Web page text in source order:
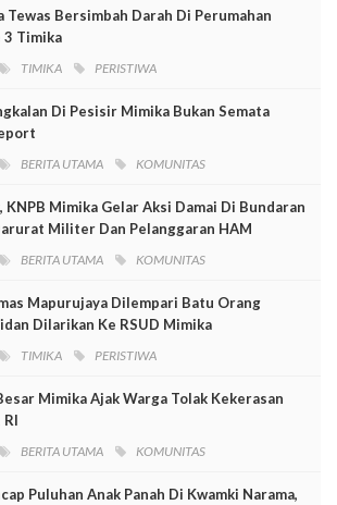
Tewas Bersimbah Darah Di Perumahan
3 Timika
TIMIKA PERISTIWA
Di Pesisir Mimika Bukan Semata
BERITA UTAMA KOMUNITAS
Mimika Gelar Aksi Damai Di Bundaran
Militer Dan Pelanggaran HAM
BERITA UTAMA KOMUNITAS
Mapurujaya Dilempari Batu Orang
Dilarikan Ke RSUD Mimika
TIMIKA PERISTIWA
Mimika Ajak Warga Tolak Kekerasan
BERITA UTAMA KOMUNITAS
Puluhan Anak Panah Di Kwamki Narama,